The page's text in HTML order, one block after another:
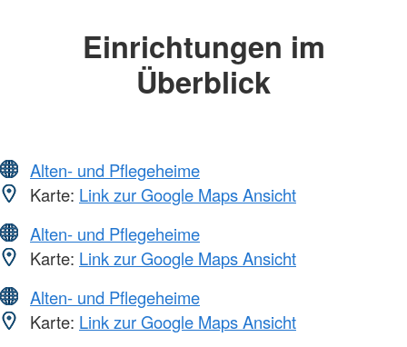
Einrichtungen im
Überblick
Alten- und Pflegeheime
Karte: Link zur Google Maps Ansicht
Alten- und Pflegeheime
Karte: Link zur Google Maps Ansicht
Alten- und Pflegeheime
Karte: Link zur Google Maps Ansicht